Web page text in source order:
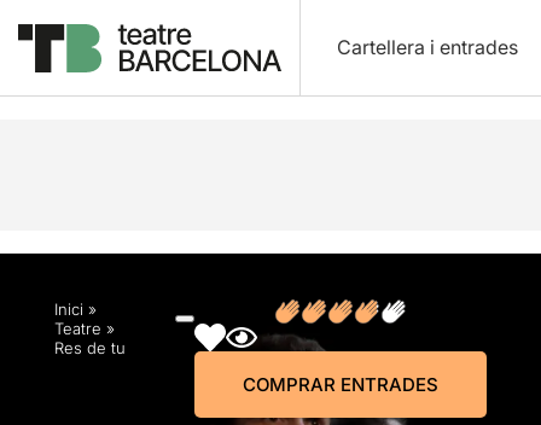
Cartellera i entrades
Descripció Horaris Fitxa artística Fotos i
Inici »
Teatre »
Res de tu
COMPRAR ENTRADES